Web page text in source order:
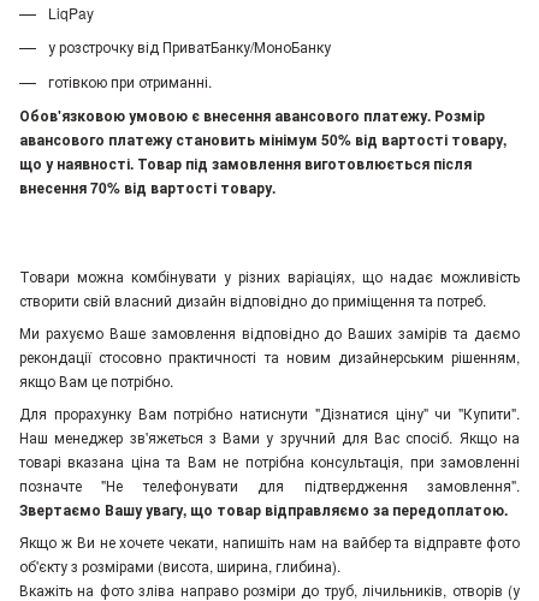
LiqPay
у розстрочку від ПриватБанку/МоноБанку
готівкою при отриманні.
Обов'язковою умовою є внесення авансового платежу. Розмір
авансового платежу становить мінімум 50% від вартості товару,
що у наявності. Товар під замовлення виготовлюється після
внесення 70% від вартості товару.
Товари можна комбінувати у різних варіаціях, що надає можливість
створити свій власний дизайн відповідно до приміщення та потреб.
Ми рахуємо Ваше замовлення відповідно до Ваших замірів та даємо
рекондації стосовно практичності та новим дизайнерським рішенням,
якщо Вам це потрібно.
Для прорахунку Вам потрібно натиснути "Дізнатися ціну" чи "Купити".
Наш менеджер зв'яжеться з Вами у зручний для Вас спосіб. Якщо на
товарі вказана ціна та Вам не потрібна консультація, при замовленні
позначте "Не телефонувати для підтвердження замовлення".
Звертаємо Вашу увагу, що товар відправляємо за передоплатою.
Якщо ж Ви не хочете чекати, напишіть нам на вайбер та відправте фото
об'єкту з розмірами (висота, ширина, глибина).
Вкажіть на фото зліва направо розміри до труб, лічильників, отворів (у